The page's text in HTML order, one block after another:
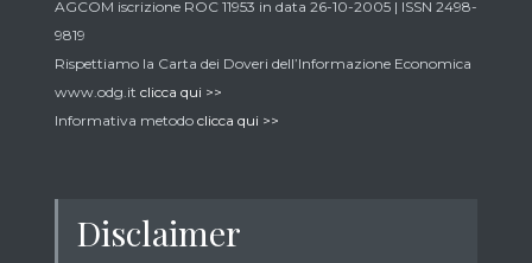
AGCOM iscrizione ROC 11953 in data 26-10-2005 | ISSN 2498-
9819
Rispettiamo la Carta dei Doveri dell’Informazione Economica
www.odg.it clicca qui >>
Informativa metodo clicca qui >>
Disclaimer